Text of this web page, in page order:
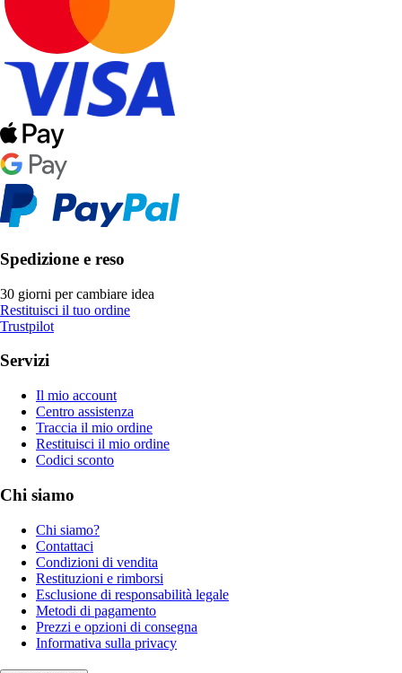
Spedizione e reso
30 giorni per cambiare idea
Restituisci il tuo ordine
Trustpilot
Servizi
Il mio account
Centro assistenza
Traccia il mio ordine
Restituisci il mio ordine
Codici sconto
Chi siamo
Chi siamo?
Contattaci
Condizioni di vendita
Restituzioni e rimborsi
Esclusione di responsabilità legale
Metodi di pagamento
Prezzi e opzioni di consegna
Informativa sulla privacy